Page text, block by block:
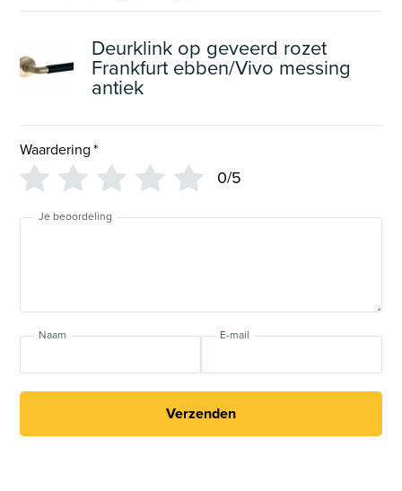
Deurklink op geveerd rozet
Frankfurt ebben/Vivo messing
antiek
Waardering*
0/5
Je beoordeling
Naam E-mail
Verzenden